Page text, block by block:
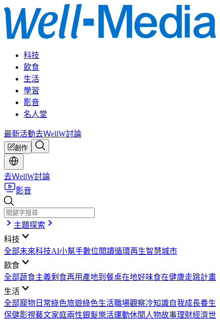
科技
飲食
生活
學習
影音
名人堂
最新活動去ＷellW討論
創作
去ＷellW討論
影音
主題探索
科技
全部未來科技AI小幫手數位閱讀循環再生智慧城市
飲食
全部蔬食主義剩食再用 產地到餐桌在地好味食在健康走跳計畫
生活
全部寵物日常綠色旅遊綠色生活職場觀察冷知識自我成長養生
保健影視藝文家庭兩性銀髮樂活運動休閒 人物故事理財經濟世